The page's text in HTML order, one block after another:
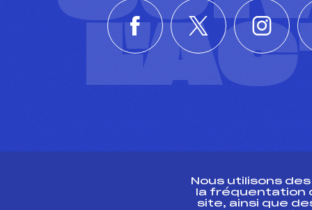
Nous utilisons
la fréquentation
site, ainsi que